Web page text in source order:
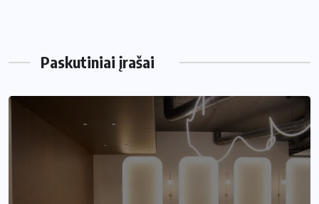
Paskutiniai įrašai